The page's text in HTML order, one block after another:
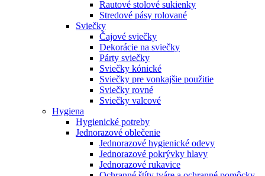
Rautové stolové sukienky
Stredové pásy rolované
Sviečky
Čajové sviečky
Dekorácie na sviečky
Párty sviečky
Sviečky kónické
Sviečky pre vonkajšie použitie
Sviečky rovné
Sviečky valcové
Hygiena
Hygienické potreby
Jednorazové oblečenie
Jednorazové hygienické odevy
Jednorazové pokrývky hlavy
Jednorazové rukavice